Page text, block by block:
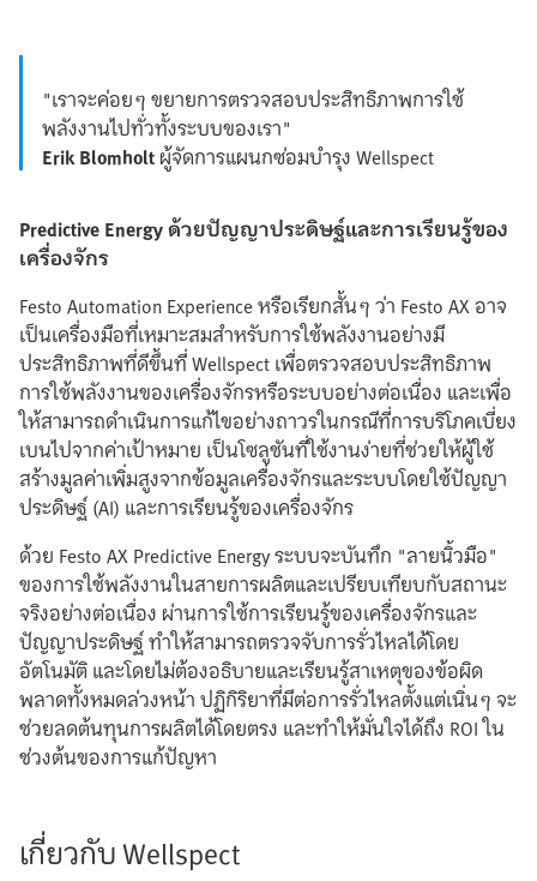
"เราจะค่อยๆ ขยายการตรวจสอบประสิทธิภาพการใช้
พลังงานไปทั่วทั้งระบบของเรา"
Erik Blomholtผู้จัดการแผนกซ่อมบำรุง Wellspect
Predictive Energy ด้วยปัญญาประดิษฐ์และการเรียนรู้ของ
เครื่องจักร
Festo Automation Experience หรือเรียกสั้นๆ ว่า Festo AX อาจ
เป็นเครื่องมือที่เหมาะสมสำหรับการใช้พลังงานอย่างมี
ประสิทธิภาพที่ดีขึ้นที่ Wellspect เพื่อตรวจสอบประสิทธิภาพ
การใช้พลังงานของเครื่องจักรหรือระบบอย่างต่อเนื่อง และเพื่อ
ให้สามารถดำเนินการแก้ไขอย่างถาวรในกรณีที่การบริโภคเบี่ยง
เบนไปจากค่าเป้าหมาย เป็นโซลูชันที่ใช้งานง่ายที่ช่วยให้ผู้ใช้
สร้างมูลค่าเพิ่มสูงจากข้อมูลเครื่องจักรและระบบโดยใช้ปัญญา
ประดิษฐ์ (AI) และการเรียนรู้ของเครื่องจักร
ด้วย Festo AX Predictive Energy ระบบจะบันทึก "ลายนิ้วมือ"
ของการใช้พลังงานในสายการผลิตและเปรียบเทียบกับสถานะ
จริงอย่างต่อเนื่อง ผ่านการใช้การเรียนรู้ของเครื่องจักรและ
ปัญญาประดิษฐ์ ทำให้สามารถตรวจจับการรั่วไหลได้โดย
อัตโนมัติ และโดยไม่ต้องอธิบายและเรียนรู้สาเหตุของข้อผิด
พลาดทั้งหมดล่วงหน้า ปฏิกิริยาที่มีต่อการรั่วไหลตั้งแต่เนิ่นๆ จะ
ช่วยลดต้นทุนการผลิตได้โดยตรง และทำให้มั่นใจได้ถึง ROI ใน
ช่วงต้นของการแก้ปัญหา
เกี่ยวกับ Wellspect